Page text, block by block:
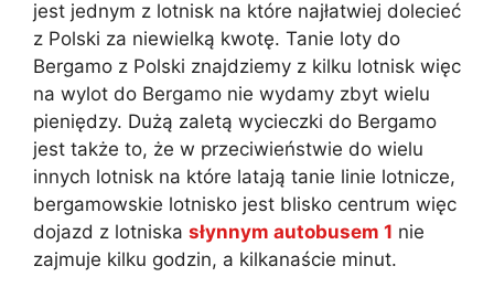
jest jednym z lotnisk na które najłatwiej dolecieć
z Polski za niewielką kwotę. Tanie loty do
Bergamo z Polski znajdziemy z kilku lotnisk więc
na wylot do Bergamo nie wydamy zbyt wielu
pieniędzy. Dużą zaletą wycieczki do Bergamo
jest także to, że w przeciwieństwie do wielu
innych lotnisk na które latają tanie linie lotnicze,
bergamowskie lotnisko jest blisko centrum więc
dojazd z lotniska słynnym autobusem 1 nie
zajmuje kilku godzin, a kilkanaście minut.